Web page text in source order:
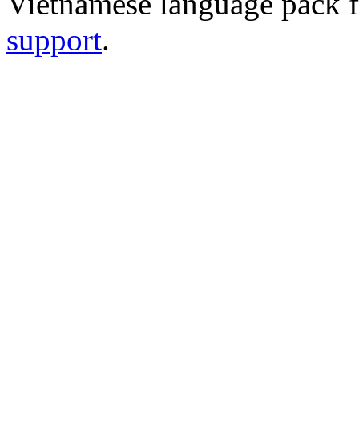
support.